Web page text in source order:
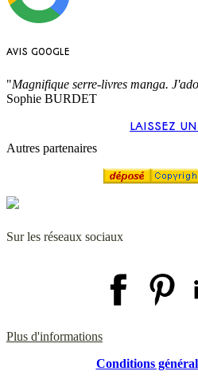
AVIS GOOGLE
"Magnifique serre-livres manga.
Sophie BURDET
LAISSEZ
Autres partenaires
Sur les réseaux sociaux
Plus d'informations
Conditions